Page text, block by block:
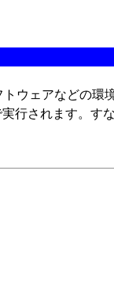
ウェアなどの環
実行されます。す